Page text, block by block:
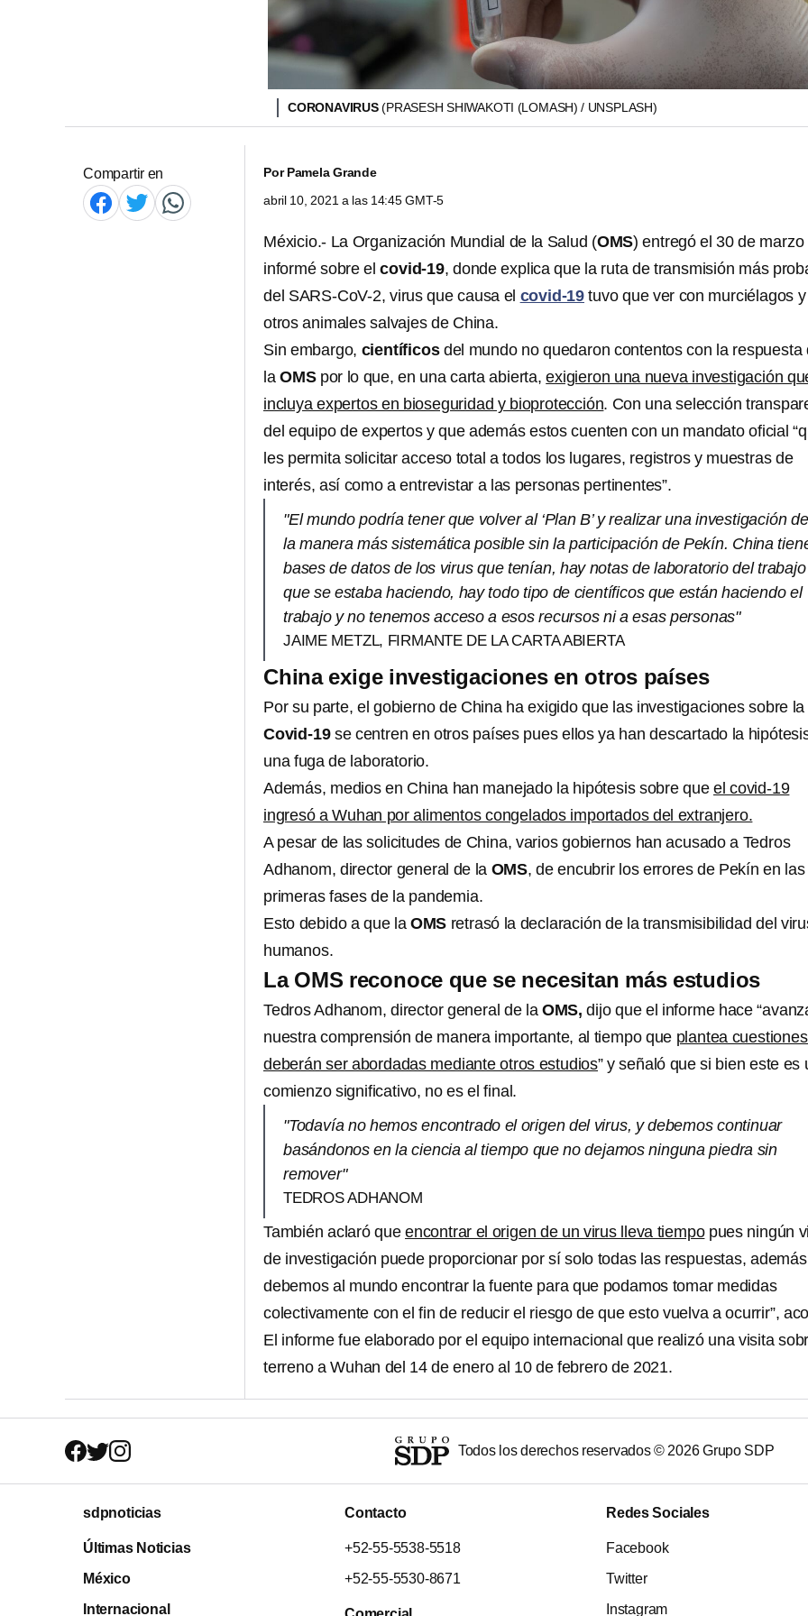
CORONAVIRUS(PRASESH SHIWAKOTI (LOMASH) / UNSPLASH)
Compartir en PorPamela Grande
abril 10, 2021 a las 14:45 GMT-5
Méxicio.- La Organización Mundial de la Salud (OMS) entregó el 30 de marzo
informé sobre elcovid-19, donde explica que la ruta de transmisión más
del SARS-CoV-2, virus que causa el covid-19 tuvo que ver con murciélagos y
otros animales salvajes de China.
Sin embargo, científicos del mundo no quedaron contentos con la respuesta
la OMSpor lo que, en una carta abierta,exigieron una nueva investigación
incluya expertos en bioseguridad y bioprotección. Con una selección
del equipo de expertos y que además estos cuenten con un mandato oficial
les permita solicitar acceso total a todos los lugares, registros y muestras de
interés, así como a entrevistar a las personas pertinentes”.
"El mundo podría tener que volver al ‘Plan B’ y realizar una investigación de
la manera más sistemática posible sin la participación de Pekín. China
bases de datos de los virus que tenían, hay notas de laboratorio del trabajo
que se estaba haciendo, hay todo tipo de científicos que están haciendo el
trabajo y no tenemos acceso a esos recursos ni a esas personas"
JAIME METZL, FIRMANTE DE LA CARTA ABIERTA
China exige investigaciones en otros países
Por su parte, el gobierno de China ha exigido que las investigaciones sobre la
Covid-19se centren en otros países pues ellos ya han descartado la
una fuga de laboratorio.
Además, medios en China han manejado la hipótesis sobre que el covid-19
ingresó a Wuhan por alimentos congelados importados del extranjero.
A pesar de las solicitudes de China, varios gobiernos han acusado a Tedros
Adhanom, director general de la OMS, de encubrir los errores de Pekín en las
primeras fases de la pandemia.
Esto debido a que la OMS retrasó la declaración de la transmisibilidad del
humanos.
La OMS reconoce que se necesitan más estudios
Tedros Adhanom, director general de la OMS,dijo que el informe hace
nuestra comprensión de manera importante, al tiempo que plantea
deberán ser abordadas mediante otros estudios” y señaló que si bien este es
comienzo significativo, no es el final.
"Todavía no hemos encontrado el origen del virus, y debemos continuar
basándonos en la ciencia al tiempo que no dejamos ninguna piedra sin
remover"
TEDROS ADHANOM
También aclaró queencontrar el origen de un virus lleva tiempopues ningún
de investigación puede proporcionar por sí solo todas las respuestas, además
debemos al mundo encontrar la fuente para que podamos tomar medidas
colectivamente con el fin de reducir el riesgo de que esto vuelva a ocurrir”,
El informe fue elaborado por el equipo internacional que realizó una visita
terreno a Wuhan del 14 de enero al 10 de febrero de 2021.
Todos los derechos reservados © 2026Grupo SDP
sdpnoticias
Últimas Noticias
México
Internacional
Contacto
+52-55-5538-5518
+52-55-5530-8671
Redes Sociales
Facebook
Twitter
Instagram